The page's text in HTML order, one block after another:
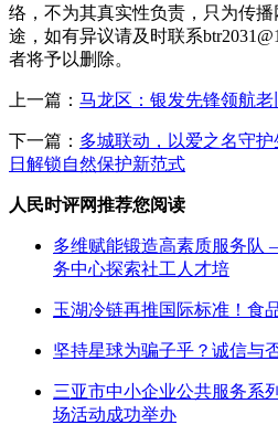
络，不为其真实性负责，只为传
途，如有异议请及时联系
者将予以删除。
上一篇： 马龙区：银发先锋领航
下一篇： 多城联动，以爱之名守
日解锁自然保护新范式
人民时评网推荐您阅读
多维赋能锻造高素质服务
务中心探索社工人才培
玉湖冷链再推国际标准！食
坚持星球为骗子乎？诚信与
三亚市中小企业公共服务系
场活动成功举办